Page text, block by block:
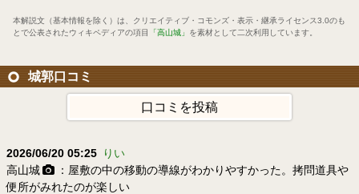
本解説文（基本情報を除く）は、 クリエイティブ・コモンズ・表示・継承ライセンス3.0のも
とで公表されたウィキペディアの項目
「高山城」 を素材として二次利用しています。
城郭口コミ
口コミを投稿
2026/06/20 05:25
りい
高山城
：屋敷の中の移動の導線がわかりやすかった。拷問道具や
便所がみれたのが楽しい